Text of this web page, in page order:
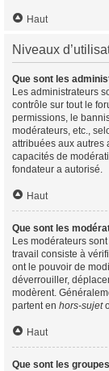
Haut
Niveaux
Que sont les
Les administrateurs
contrôle sur tout le
permissions, le
modérateurs, etc.,
attribuées aux autres
capacités de
fondateur a autorisé.
Haut
Que sont les
Les modérateurs
travail consiste à
ont le pouvoir de
déverrouiller,
modèrent.
partent en hors-sujet
Haut
Que sont les